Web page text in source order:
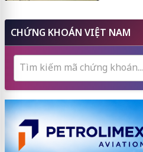
CHỨNG KHOÁN VIỆT NAM
Tìm kiếm mã chứng khoán...